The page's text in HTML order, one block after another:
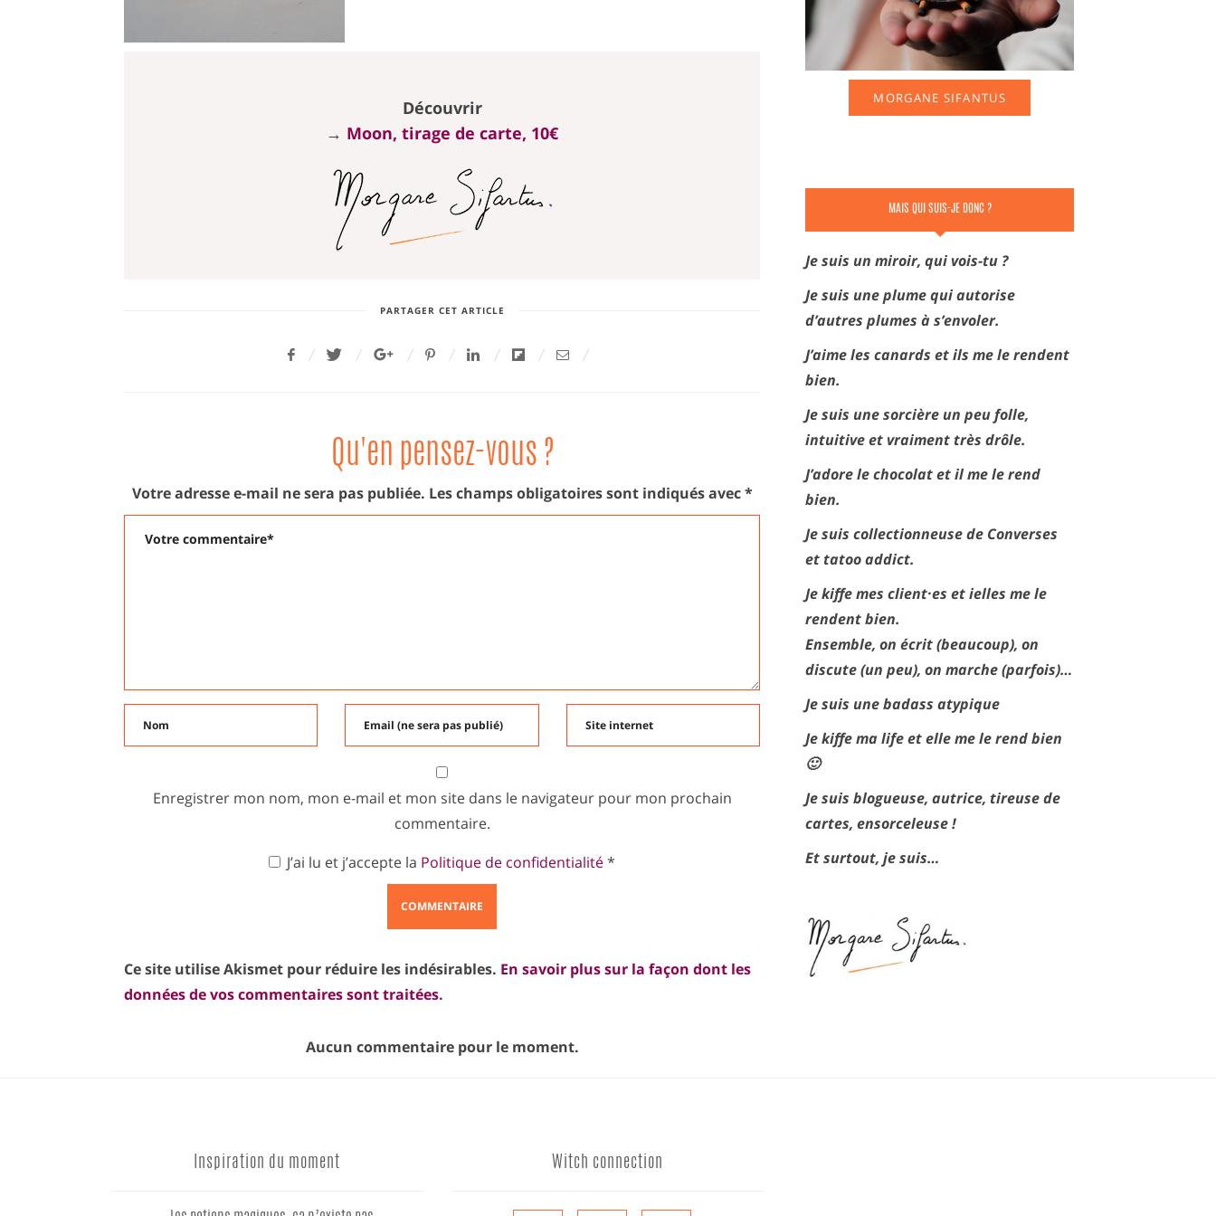
Découvrir
→ Moon, tirage de carte, 10€
PARTAGER CET ARTICLE
Qu'en pensez-vous ?
Votre adresse e-mail ne sera pas publiée. Les champs obligatoires sont indiqués avec*
Enregistrer mon nom, mon e-mail et mon site dans le navigateur pour mon prochain
commentaire.
J’ai lu et j’accepte la Politique de confidentialité*
Ce site utilise Akismet pour réduire les indésirables. En savoir plus sur la façon dont les
données de vos commentaires sont traitées.
Aucun commentaire pour le moment.
MORGANE SIFANTUS
MAIS QUI SUIS-JE DONC ?
Je suis un miroir, qui vois-tu ?
Je suis une plume qui autorise
d’autres plumes à s’envoler.
J’aime les canards et ils me le rendent
bien.
Je suis une sorcière un peu folle,
intuitive et vraiment très drôle.
J’adore le chocolat et il me le rend
bien.
Je suis collectionneuse de Converses
et tatoo addict.
Je kiffe mes client·es et ielles me le
rendent bien.
Ensemble, on écrit (beaucoup), on
discute (un peu), on marche (parfois)…
Je suis une badass atypique
Je kiffe ma life et elle me le rend bien
🙂
Je suis blogueuse, autrice, tireuse de
cartes, ensorceleuse !
Et surtout, je suis…
Inspiration du moment Witch connection